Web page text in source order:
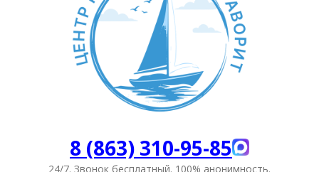
8 (863) 310-95-85
24/7. Звонок бесплатный. 100% анонимность.